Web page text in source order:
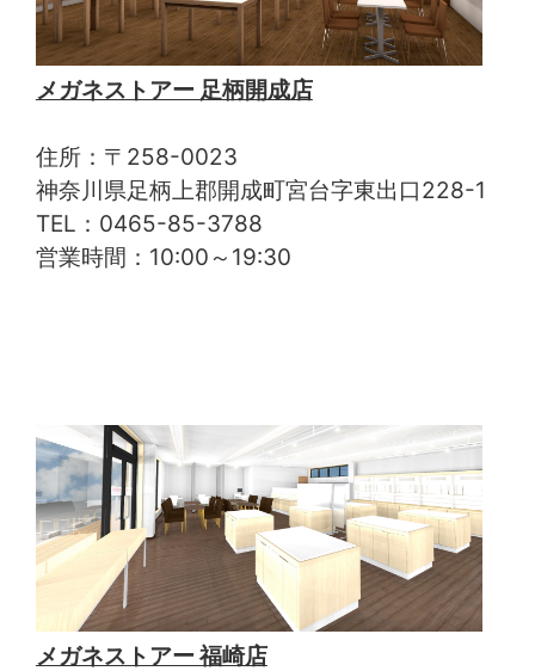
メガネストアー 足柄開成店
住所：〒258-0023
神奈川県足柄上郡開成町宮台字東出口228-1
TEL：0465-85-3788
営業時間：10:00～19:30
メガネストアー 福崎店